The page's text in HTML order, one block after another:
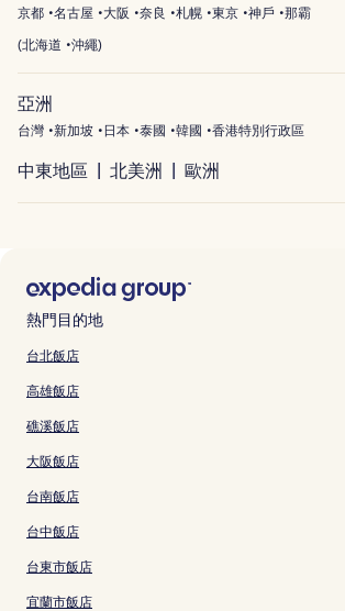
京都 名古屋 大阪 奈良 札幌 東京 神戶
那霸
(北海道 沖繩)
亞洲
台灣 新加坡 日本 泰國 韓國 香港特別行政區
中東地區 北美洲 歐洲
熱門目的地
台北飯店
高雄飯店
礁溪飯店
大阪飯店
台南飯店
台中飯店
台東市飯店
宜蘭市飯店